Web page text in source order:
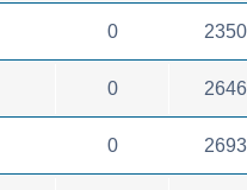
0 2350
0 2646
0 2693